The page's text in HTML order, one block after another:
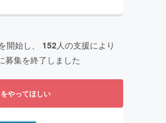
開始し、 152人の支援により
募集を終了しました
やってほしい